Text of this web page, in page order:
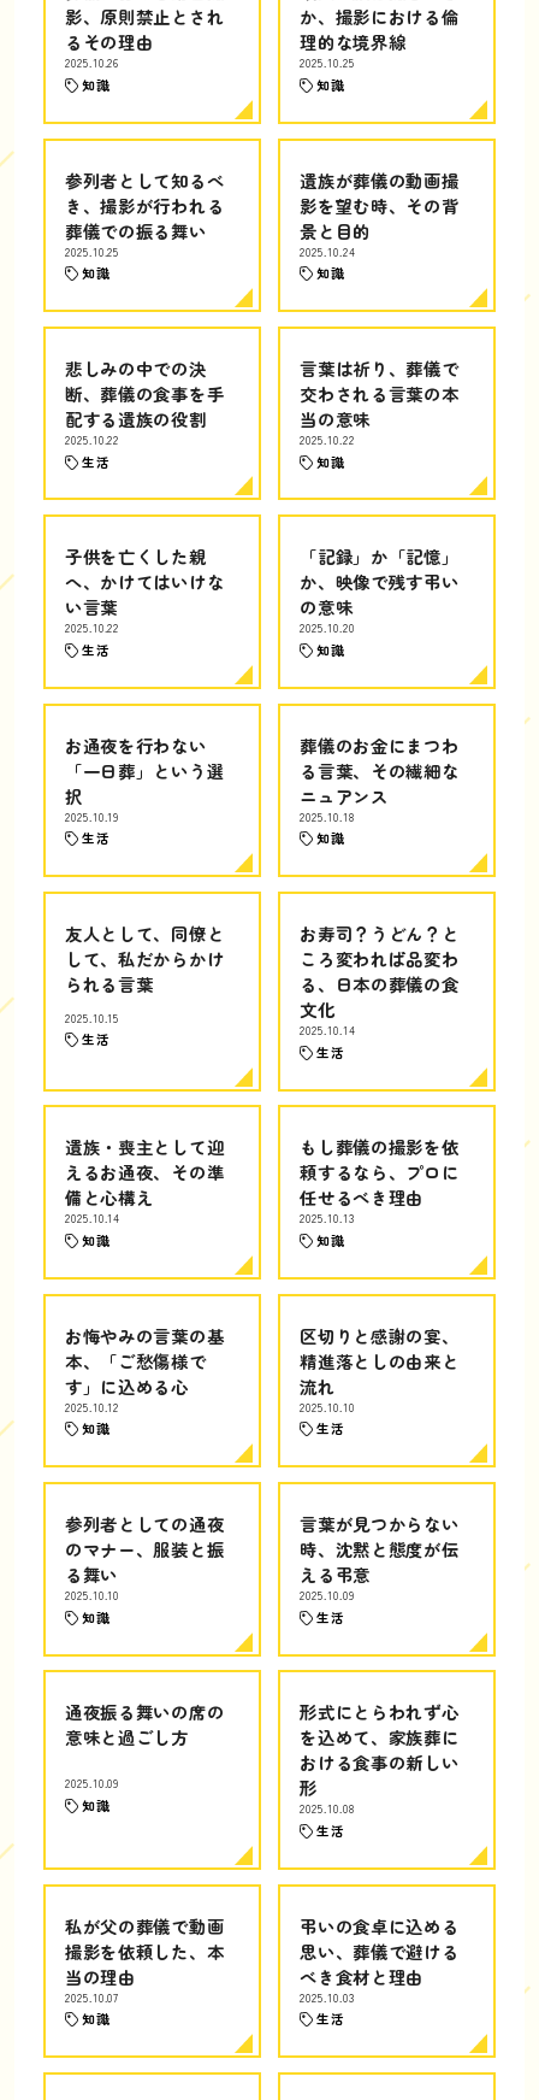
影、原則禁止とされ
るその理由
2025.10.26
知識
か、撮影における倫
理的な境界線
2025.10.25
知識
参列者として知るべ
き、撮影が行われる
葬儀での振る舞い
2025.10.25
知識
遺族が葬儀の動画撮
影を望む時、その背
景と目的
2025.10.24
知識
悲しみの中での決
断、葬儀の食事を手
配する遺族の役割
2025.10.22
生活
言葉は祈り、葬儀で
交わされる言葉の本
当の意味
2025.10.22
知識
子供を亡くした親
へ、かけてはいけな
い言葉
2025.10.22
生活
「記録」か「記憶」
か、映像で残す弔い
の意味
2025.10.20
知識
お通夜を行わない
「一日葬」という選
択
2025.10.19
生活
葬儀のお金にまつわ
る言葉、その繊細な
ニュアンス
2025.10.18
知識
友人として、同僚と
して、私だからかけ
られる言葉
2025.10.15
生活
お寿司？うどん？と
ころ変われば品変わ
る、日本の葬儀の食
文化
2025.10.14
生活
遺族・喪主として迎
えるお通夜、その準
備と心構え
2025.10.14
知識
もし葬儀の撮影を依
頼するなら、プロに
任せるべき理由
2025.10.13
知識
お悔やみの言葉の基
本、「ご愁傷様で
す」に込める心
2025.10.12
知識
区切りと感謝の宴、
精進落としの由来と
流れ
2025.10.10
生活
参列者としての通夜
のマナー、服装と振
る舞い
2025.10.10
知識
言葉が見つからない
時、沈黙と態度が伝
える弔意
2025.10.09
生活
通夜振る舞いの席の
意味と過ごし方
2025.10.09
知識
形式にとらわれず心
を込めて、家族葬に
おける食事の新しい
形
2025.10.08
生活
私が父の葬儀で動画
撮影を依頼した、本
当の理由
2025.10.07
知識
弔いの食卓に込める
思い、葬儀で避ける
べき食材と理由
2025.10.03
生活